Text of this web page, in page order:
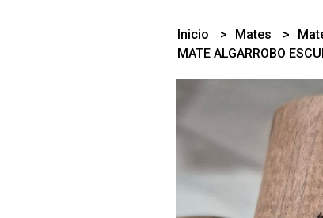
Inicio Mates
MATE ALGARROBO